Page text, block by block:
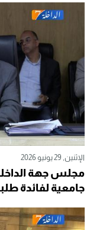
الإثنين, 29 يونيو 2026
مجلس جهة
جامعية لفائدة